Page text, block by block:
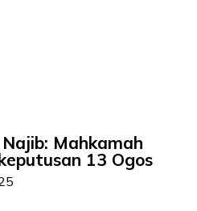
Mahkamah
13 Ogos